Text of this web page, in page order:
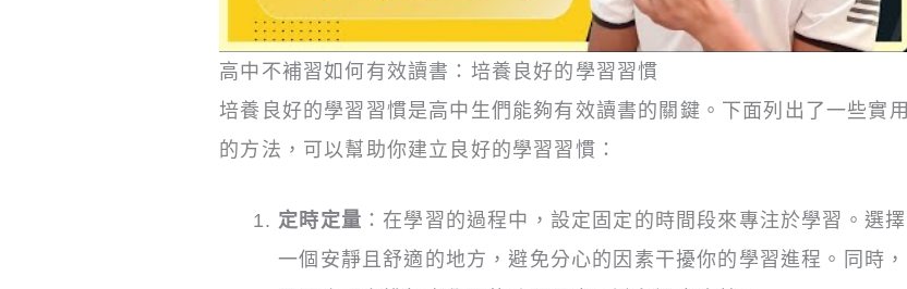
高中不補習如何有效讀書：培養良好的學習習慣
培養良好的學習習慣是高中生們能夠有效讀書的關鍵。下面列出了一些實用
的方法，可以幫助你建立良好的學習習慣：
定時定量 ：在學習的過程中，設定固定的時間段來專注於學習。選擇
一個安靜且舒適的地方，避免分心的因素干擾你的學習進程。同時，